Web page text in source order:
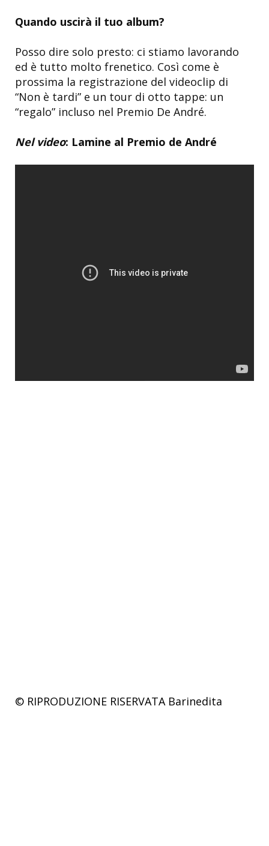
Quando uscirà il tuo album?
Posso dire solo presto: ci stiamo lavorando
ed è tutto molto frenetico. Così come è
prossima la registrazione del videoclip di
“Non è tardi” e un tour di otto tappe: un
“regalo” incluso nel Premio De André.
Nel video: Lamine al Premio de André
© RIPRODUZIONE RISERVATA Barinedita